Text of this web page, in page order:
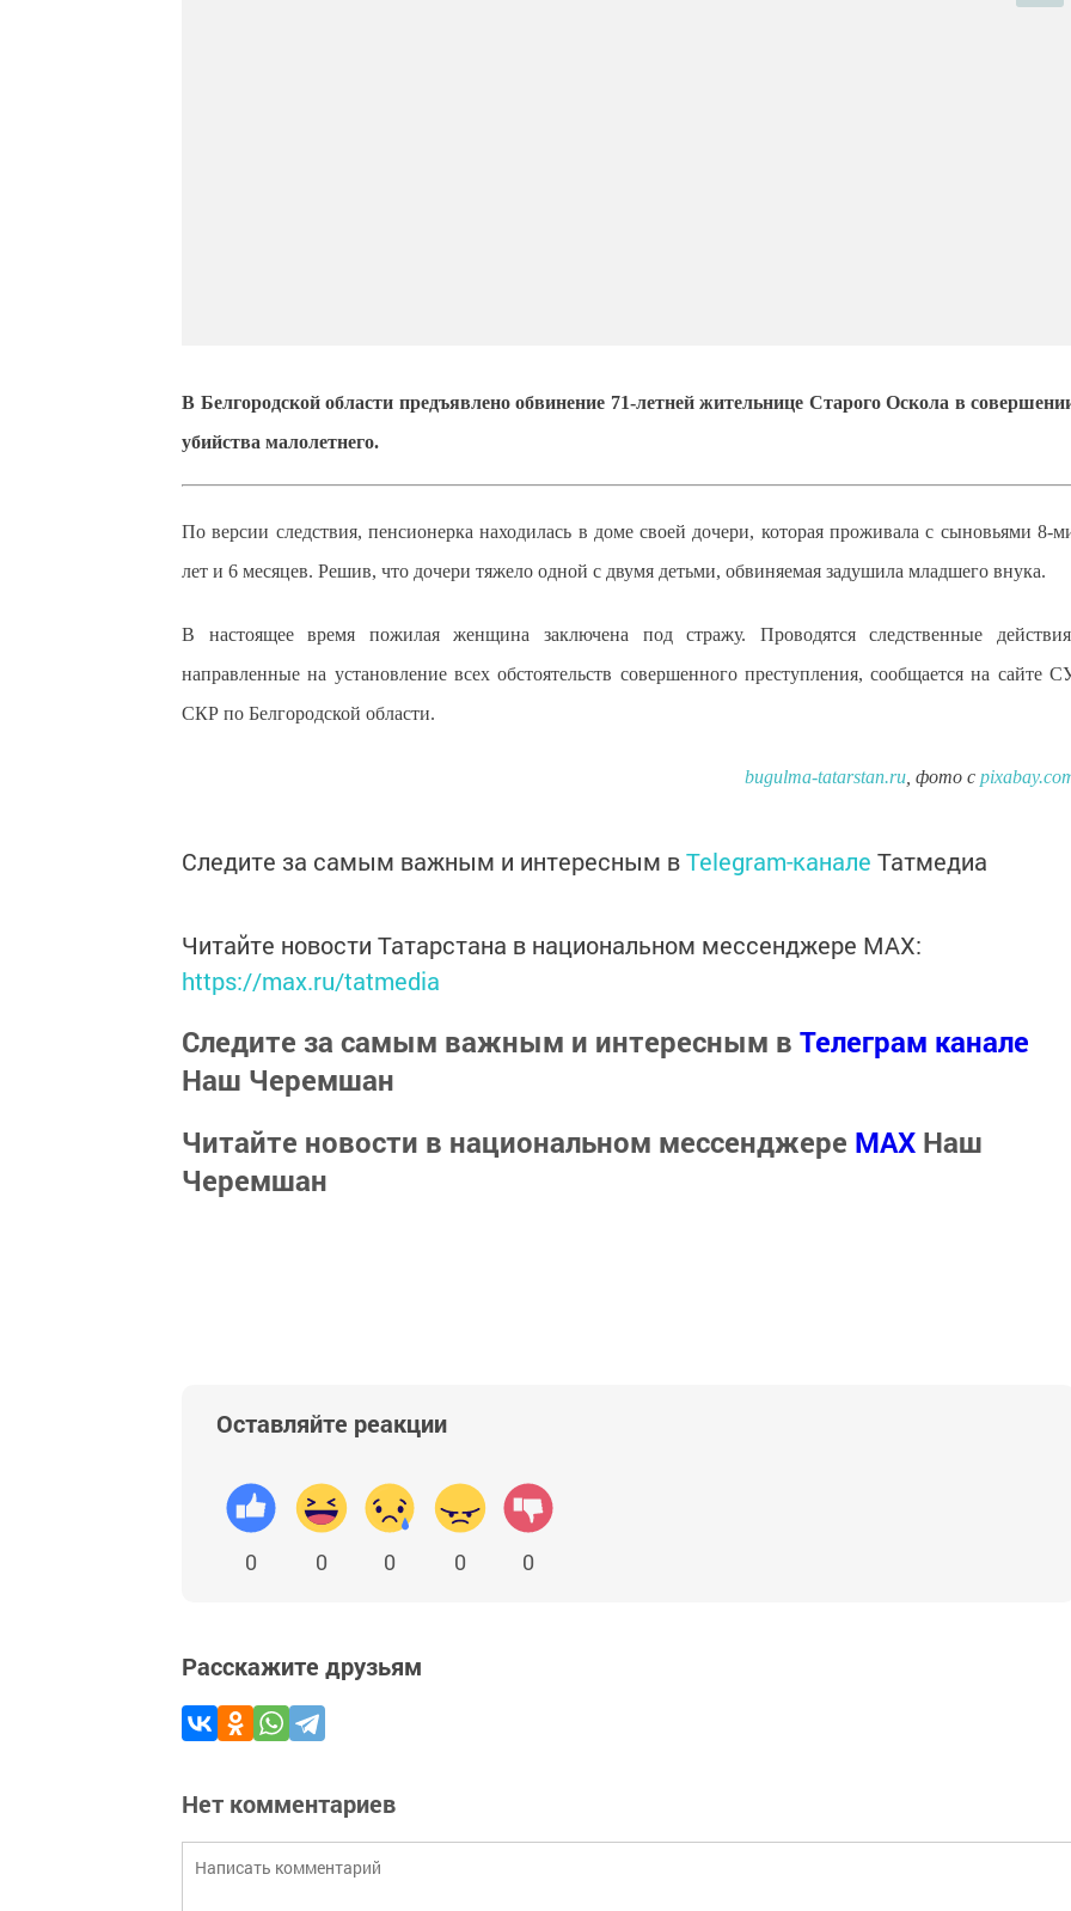
В Белгородской области предъявлено обвинение 71-летней жительнице Старого Оскола в
убийства малолетнего.
По версии следствия, пенсионерка находилась в доме своей дочери, которая проживала с сыновьями 8-
лет и 6 месяцев. Решив, что дочери тяжело одной с двумя детьми, обвиняемая задушила младшего внука.
В настоящее время пожилая женщина заключена под стражу. Проводятся следственные
направленные на установление всех обстоятельств совершенного преступления, сообщается на сайте
СКР по Белгородской области.
bugulma-tatarstan.ru , фото с
Следите за самым важным и интересным вTelegram-канале Татмедиа
Читайте новости Татарстана в национальном мессенджере MАХ:
https://max.ru/tatmedia
Следите за самым важным и интересным в Телеграм канале
Наш Черемшан
Читайте новости в национальном мессенджере MАХ Наш
Черемшан
Оставляйте реакции
0 0 0 0 0
Расскажите друзьям
Нет комментариев